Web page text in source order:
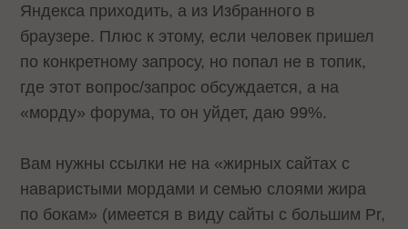
Яндекса приходить, а из Избранного в
браузере. Плюс к этому, если человек пришел
по конкретному запросу, но попал не в топик,
где этот вопрос/запрос обсуждается, а на
«морду» форума, то он уйдет, даю 99%.
Вам нужны ссылки не на «жирных сайтах с
наваристыми мордами и семью слоями жира
по бокам» (имеется в виду сайты с большим Pr,